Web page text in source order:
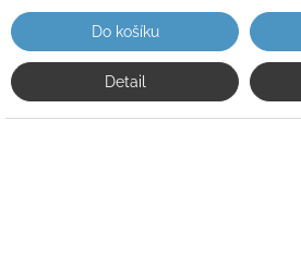
Do košíku
Detail